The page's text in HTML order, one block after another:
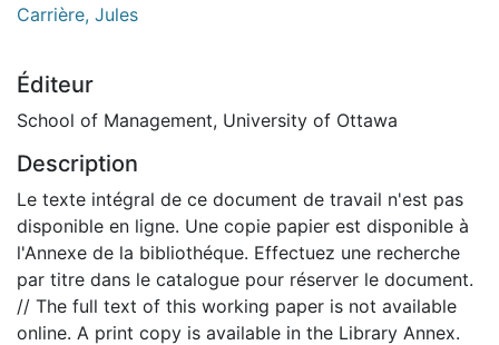
Carrière, Jules
Éditeur
School of Management, University of Ottawa
Description
Le texte intégral de ce document de travail n'est pas
disponible en ligne. Une copie papier est disponible à
l'Annexe de la bibliothéque. Effectuez une recherche
par titre dans le catalogue pour réserver le document.
// The full text of this working paper is not available
online. A print copy is available in the Library Annex.